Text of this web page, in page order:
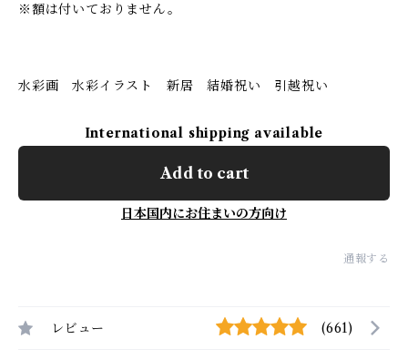
※額は付いておりません。
水彩画 水彩イラスト 新居 結婚祝い 引越祝い
International shipping available
Add to cart
日本国内にお住まいの方向け
通報する
レビュー (661)